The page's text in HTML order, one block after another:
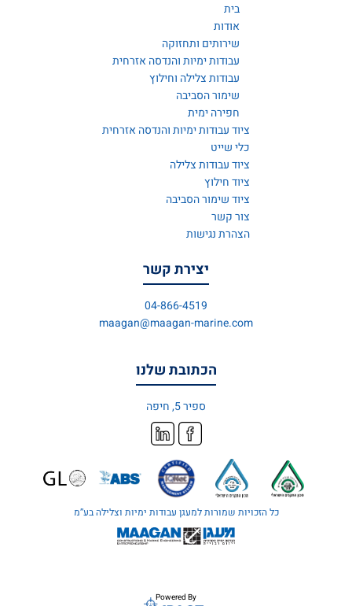
כל הזכויות שמורות למעגן עבודות ימיות וצלילה בע’’מ
בית
אודות
שירותים ותחזוקה
עבודות ימיות והנדסה אזרחית
עבודות צלילה וחילוץ
שימור הסביבה
חפירה ימית
ציוד עבודות ימיות והנדסה אזרחית
כלי שייט
ציוד עבודות צלילה
ציוד חילוץ
ציוד שימור הסביבה
צור קשר
הצהרת נגישות
יצירת קשר
04-866-4519
maagan@maagan-marine.com
הכתובת שלנו
ספיר 5, חיפה
Powered By